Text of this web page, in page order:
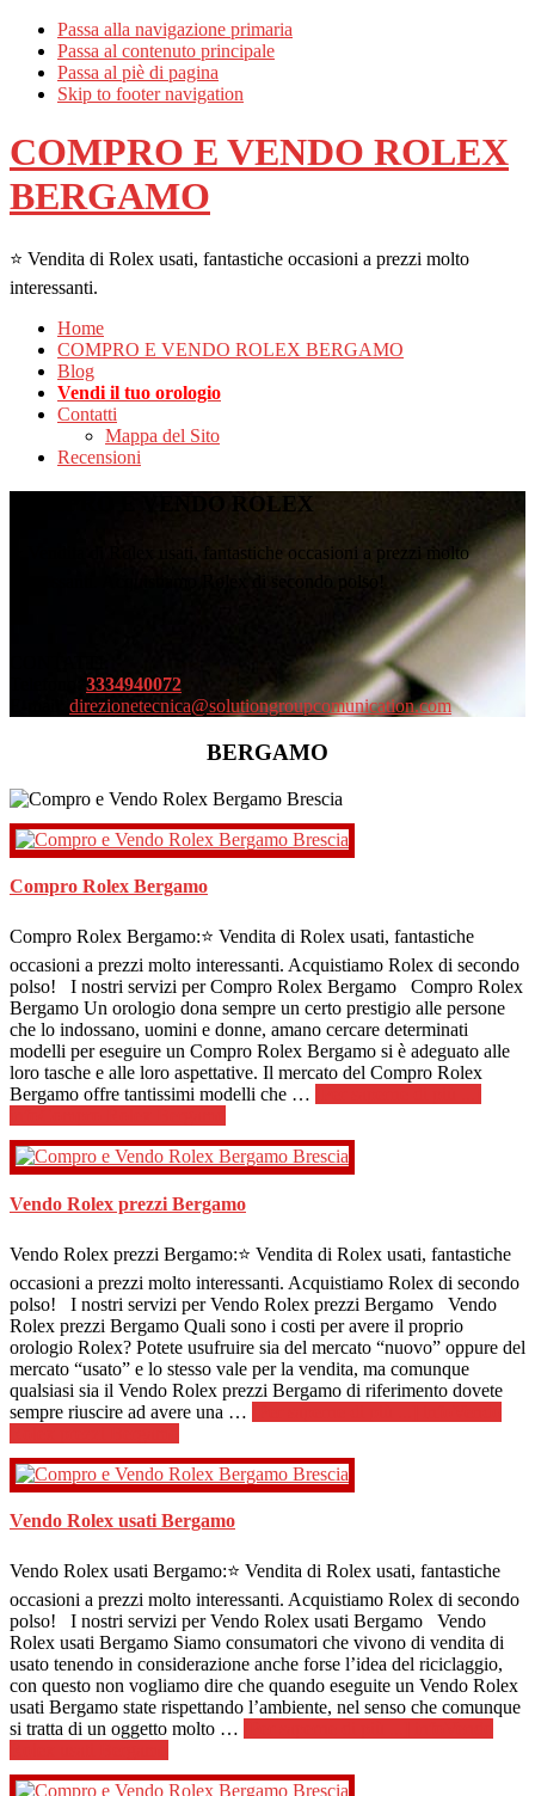
Passa alla navigazione primaria
Passa al contenuto principale
Passa al piè di pagina
Skip to footer navigation
COMPRO E VENDO ROLEX
BERGAMO
⭐ Vendita di Rolex usati, fantastiche occasioni a prezzi molto
interessanti.
Home
COMPRO E VENDO ROLEX BERGAMO
Blog
Vendi il tuo orologio
Contatti
Mappa del Sito
Recensioni
COMPRO E VENDO ROLEX
⭐ Vendita di Rolex usati, fantastiche occasioni a prezzi molto
interessanti. Acquistiamo Rolex di secondo polso!
3334940072
direzionetecnica@solutiongroupcomunication.com
BERGAMO
Compro Rolex Bergamo
Compro Rolex Bergamo:⭐ Vendita di Rolex usati, fantastiche
occasioni a prezzi molto interessanti. Acquistiamo Rolex di secondo
polso! I nostri servizi per Compro Rolex Bergamo Compro Rolex
Bergamo Un orologio dona sempre un certo prestigio alle persone
che lo indossano, uomini e donne, amano cercare determinati
modelli per eseguire un Compro Rolex Bergamo si è adeguato alle
loro tasche e alle loro aspettative. Il mercato del Compro Rolex
Bergamo offre tantissimi modelli che …
Vendo Rolex prezzi Bergamo
Vendo Rolex prezzi Bergamo:⭐ Vendita di Rolex usati, fantastiche
occasioni a prezzi molto interessanti. Acquistiamo Rolex di secondo
polso! I nostri servizi per Vendo Rolex prezzi Bergamo Vendo
Rolex prezzi Bergamo Quali sono i costi per avere il proprio
orologio Rolex? Potete usufruire sia del mercato “nuovo” oppure del
mercato “usato” e lo stesso vale per la vendita, ma comunque
qualsiasi sia il Vendo Rolex prezzi Bergamo di riferimento dovete
sempre riuscire ad avere una …
Vendo Rolex usati Bergamo
Vendo Rolex usati Bergamo:⭐ Vendita di Rolex usati, fantastiche
occasioni a prezzi molto interessanti. Acquistiamo Rolex di secondo
polso! I nostri servizi per Vendo Rolex usati Bergamo Vendo
Rolex usati Bergamo Siamo consumatori che vivono di vendita di
usato tenendo in considerazione anche forse l’idea del riciclaggio,
con questo non vogliamo dire che quando eseguite un Vendo Rolex
usati Bergamo state rispettando l’ambiente, nel senso che comunque
si tratta di un oggetto molto …